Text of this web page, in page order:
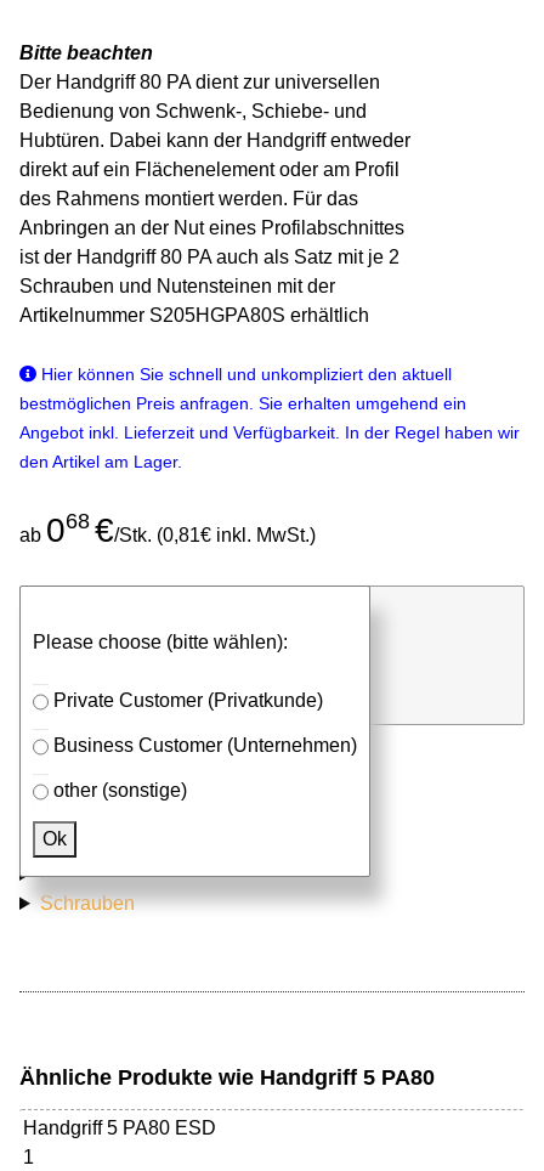
Bitte beachten
Der Handgriff 80 PA dient zur universellen
Bedienung von Schwenk-, Schiebe- und
Hubtüren. Dabei kann der Handgriff entweder
direkt auf ein Flächenelement oder am Profil
des Rahmens montiert werden. Für das
Anbringen an der Nut eines Profilabschnittes
ist der Handgriff 80 PA auch als Satz mit je 2
Schrauben und Nutensteinen mit der
Artikelnummer S205HGPA80S erhältlich
Hier können Sie schnell und unkompliziert den aktuell
bestmöglichen Preis anfragen. Sie erhalten umgehend ein
Angebot inkl. Lieferzeit und Verfügbarkeit. In der Regel haben wir
den Artikel am Lager.
ab 068 €/Stk. (0,81€ inkl. MwSt.)
Please choose (bitte wählen):
Private Customer (Privatkunde)
Business Customer (Unternehmen)
other (sonstige)
Ok
⮮
Stk. in Anfrageliste
Passendes Zubehör
Aluprofile
Nutensteine
Schrauben
Ähnliche Produkte wie Handgriff 5 PA80
Handgriff 5 PA80 ESD
1